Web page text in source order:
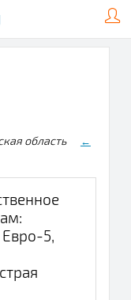
область
←
5,